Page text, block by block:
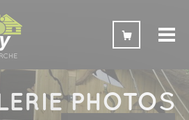
PHOTOS